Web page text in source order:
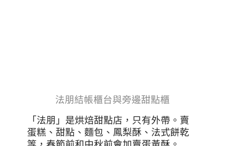
法朋結帳櫃台與旁邊甜點櫃
「法朋」是烘焙甜點店，只有外帶。賣
蛋糕、甜點、麵包、鳳梨酥、法式餅乾